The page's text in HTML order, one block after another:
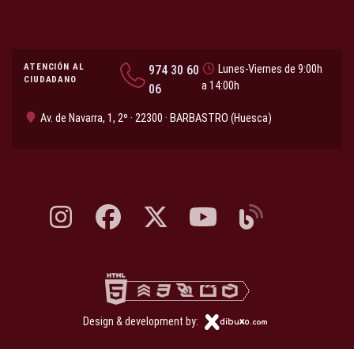
ATENCIÓN AL
CIUDADANO
974 30 60
06
Lunes-Viernes de 9:00h
a 14:00h
Av. de Navarra, 1, 2º · 22300 · BARBASTRO (Huesca)
Instagram, abre en nueva pestaña
Facebook, abre en nueva pestaña
X, antes Twitter, abre en nueva pestaña
YouTube, abre en nueva
Blog, abre en nueva
Design & development by: